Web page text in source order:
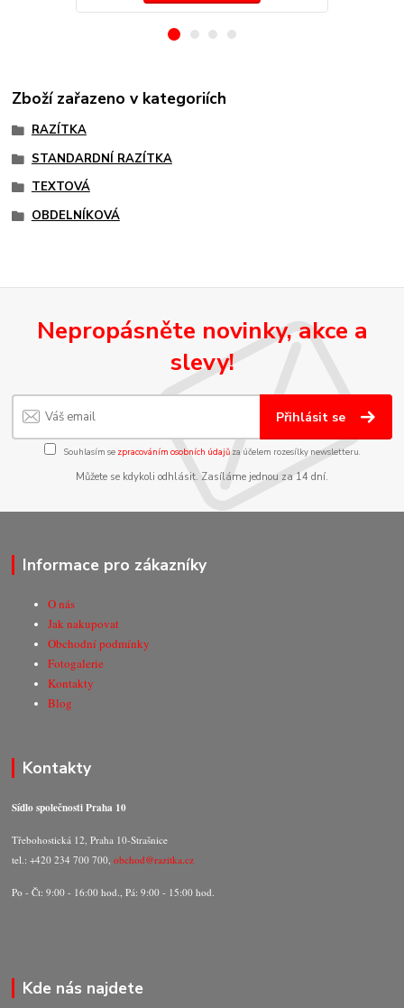
Zboží zařazeno v kategoriích
RAZÍTKA
STANDARDNÍ RAZÍTKA
TEXTOVÁ
OBDELNÍKOVÁ
Nepropásněte novinky, akce a
slevy!
Přihlásit se
Souhlasím se zpracováním osobních údajůza účelem rozesílky newsletteru.
Můžete se kdykoli odhlásit. Zasíláme jednou za 14 dní.
Informace pro zákazníky
O nás
Jak nakupovat
Obchodní podmínky
Fotogalerie
Kontakty
Blog
Kontakty
Sídlo společnosti Praha 10
Třebohostická 12, Praha 10-Strašnice
tel.: +420 234 700 700,obchod@razitka.cz
Po - Čt: 9:00 - 16:00 hod., Pá: 9:00 - 15:00 hod.
Kde nás najdete